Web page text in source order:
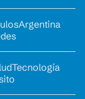
Argentina
Tecnología